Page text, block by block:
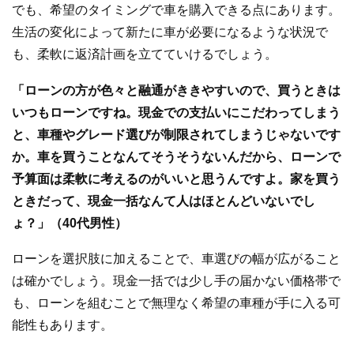
でも、希望のタイミングで車を購入できる点にあります。
生活の変化によって新たに車が必要になるような状況で
も、柔軟に返済計画を立てていけるでしょう。
「ローンの方が色々と融通がききやすいので、買うときは
いつもローンですね。現金での支払いにこだわってしまう
と、車種やグレード選びが制限されてしまうじゃないです
か。車を買うことなんてそうそうないんだから、ローンで
予算面は柔軟に考えるのがいいと思うんですよ。家を買う
ときだって、現金一括なんて人はほとんどいないでし
ょ？」（40代男性）
ローンを選択肢に加えることで、車選びの幅が広がること
は確かでしょう。現金一括では少し手の届かない価格帯で
も、ローンを組むことで無理なく希望の車種が手に入る可
能性もあります。